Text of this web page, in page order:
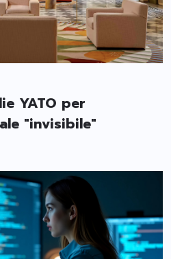
YATO per
"invisibile"